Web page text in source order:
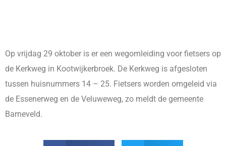
Op vrijdag 29 oktober is er een wegomleiding voor fietsers op
de Kerkweg in Kootwijkerbroek. De Kerkweg is afgesloten
tussen huisnummers 14 – 25. Fietsers worden omgeleid via
de Essenerweg en de Veluweweg, zo meldt de gemeente
Barneveld.